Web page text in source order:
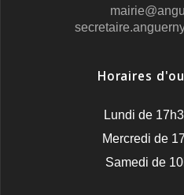
Horaires
Lundi de
Mercredi de
Samedi de